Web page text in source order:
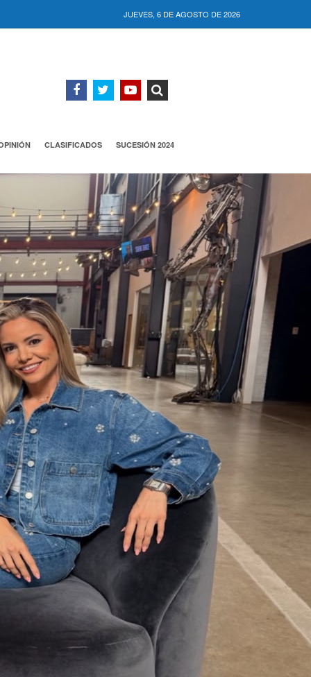
JUEVES, 6 DE AGOSTO DE 2026
CLASIFICADOS SUCESIÓN 2024